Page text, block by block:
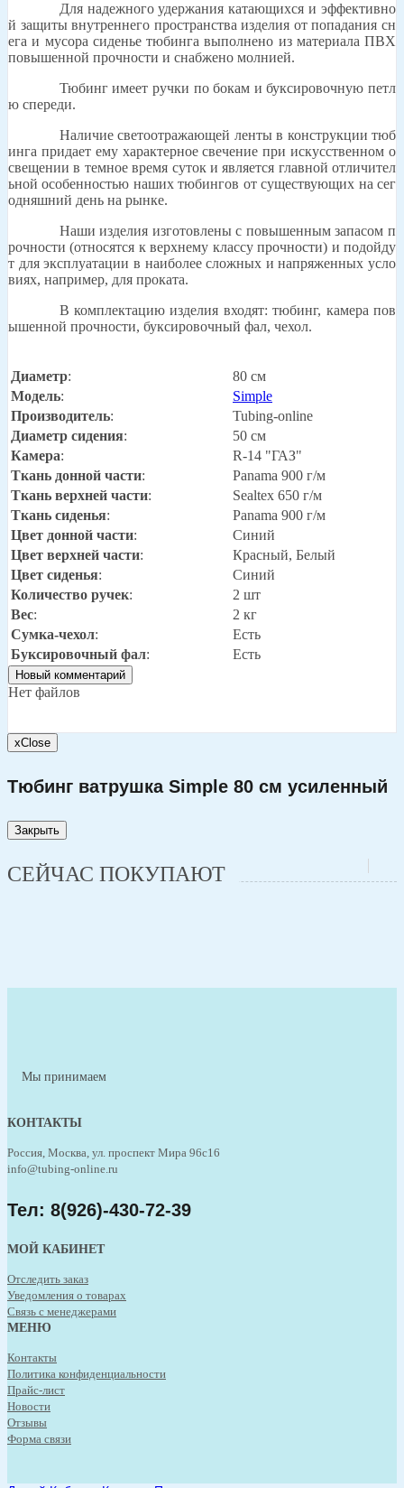
Для надежного удержания катающихся и эффективно
й защиты внутреннего пространства изделия от попадания сн
ега и мусора сиденье тюбинга выполнено из материала ПВХ
повышенной прочности и снабжено молнией.
Тюбинг имеет ручки по бокам и буксировочную петл
ю спереди.
Наличие светоотражающей ленты в конструкции тюб
инга придает ему характерное свечение при искусственном о
свещении в темное время суток и является главной отличител
ьной особенностью наших тюбингов от существующих на сег
одняшний день на рынке.
Наши изделия изготовлены с повышенным запасом п
рочности (относятся к верхнему классу прочности) и подойду
т для эксплуатации в наиболее сложных и напряженных усло
виях, например, для проката.
В комплектацию изделия входят: тюбинг, камера пов
ышенной прочности, буксировочный фал, чехол.
Диаметр:
80 см
Модель:
Simple
Производитель:
Tubing-online
Диаметр сидения:
50 см
Камера:
R-14 "ГАЗ"
Ткань донной части:
Panama 900 г/м
Ткань верхней части:
Sealtex 650 г/м
Ткань сиденья:
Panama 900 г/м
Цвет донной части:
Синий
Цвет верхней части:
Красный, Белый
Цвет сиденья:
Синий
Количество ручек:
2 шт
Вес:
2 кг
Сумка-чехол:
Есть
Буксировочный фал: Есть
Новый комментарий
Нет файлов
xClose
Тюбинг ватрушка Simple 80 см усиленный
Закрыть
СЕЙЧАС ПОКУПАЮТ
Мы принимаем
КОНТАКТЫ
Россия, Москва, ул. проспект Мира 96с16
info@tubing-online.ru
Тел: 8(926)-430-72-39
МОЙ КАБИНЕТ
Отследить заказ
Уведомления о товарах
Связь с менеджерами
МЕНЮ
Контакты
Политика конфиденциальности
Прайс-лист
Новости
Отзывы
Форма связи